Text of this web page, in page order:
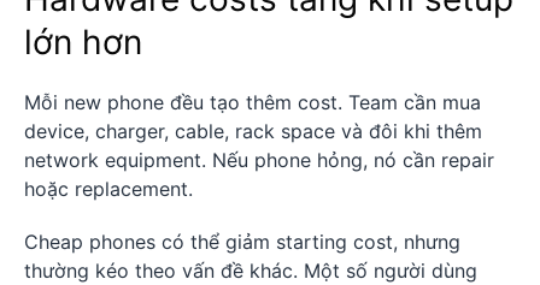
lớn hơn
Mỗi new phone đều tạo thêm cost. Team cần mua
device, charger, cable, rack space và đôi khi thêm
network equipment. Nếu phone hỏng, nó cần repair
hoặc replacement.
Cheap phones có thể giảm starting cost, nhưng
thường kéo theo vấn đề khác. Một số người dùng